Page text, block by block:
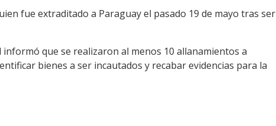
fue extraditado a Paraguay el pasado 19 de mayo tras ser
que se realizaron al menos 10 allanamientos a
bienes a ser incautados y recabar evidencias para la